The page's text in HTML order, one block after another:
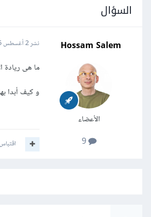
السؤال
Hossam Salem
الأعضاء
9
نشر2 أغسطس 2015
ما هى ريادة
و كيف أبدا
اقتباس